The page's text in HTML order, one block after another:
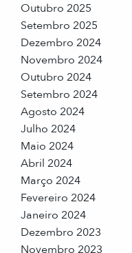
Outubro 2025
Setembro 2025
Dezembro 2024
Novembro 2024
Outubro 2024
Setembro 2024
Agosto 2024
Julho 2024
Maio 2024
Abril 2024
Março 2024
Fevereiro 2024
Janeiro 2024
Dezembro 2023
Novembro 2023